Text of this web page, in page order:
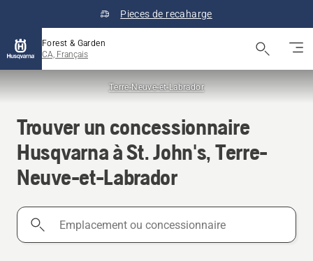
Pieces de recaharge
Forest & Garden
CA, Français
Terre-Neuve-et-Labrador
Trouver un concessionnaire
Husqvarna à St. John's, Terre-
Neuve-et-Labrador
Emplacement